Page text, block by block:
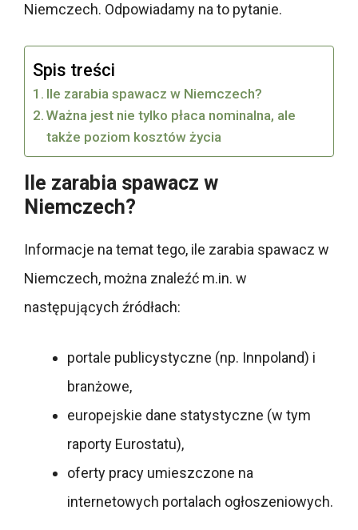
Niemczech. Odpowiadamy na to pytanie.
Spis treści
Ile zarabia spawacz w Niemczech?
Ważna jest nie tylko płaca nominalna, ale
także poziom kosztów życia
Ile zarabia spawacz w
Niemczech?
Informacje na temat tego, ile zarabia spawacz w
Niemczech, można znaleźć m.in. w
następujących źródłach:
portale publicystyczne (np. Innpoland) i
branżowe,
europejskie dane statystyczne (w tym
raporty Eurostatu),
oferty pracy umieszczone na
internetowych portalach ogłoszeniowych.